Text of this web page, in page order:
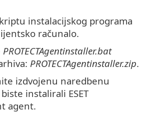
instalacijskog programa
računalo.
PROTECTAgentinstaller.bat
PROTECTAgentinstaller.zip.
izdvojenu naredbenu
instalirali ESET
agent.